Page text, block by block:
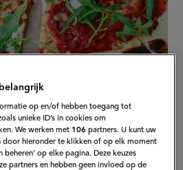
op en/of hebben toegang tot
unieke ID’s in cookies om
We werken met 106 partners. U kunt uw
door hieronder te klikken of op elk moment
op elke pagina. Deze keuzes
partners en hebben geen invloed op de